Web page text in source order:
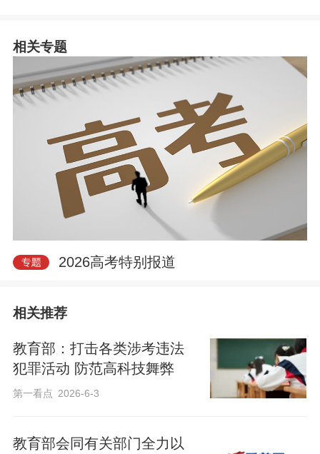
相关专题
2026高考特别报道
相关推荐
教育部：打击各类涉考违法
犯罪活动 防范高科技舞弊
第一看点 2026-6-3
教育部会同有关部门全力以